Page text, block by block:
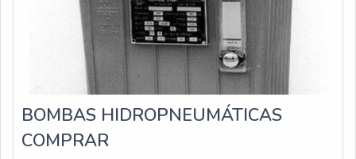
BOMBAS HIDROPNEUMÁTICAS
COMPRAR